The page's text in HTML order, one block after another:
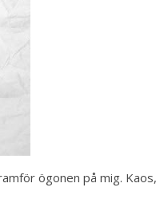
ögonen på mig. Kaos,